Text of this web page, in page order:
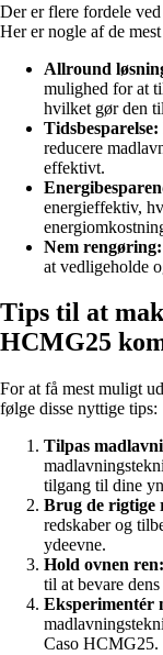
Der er flere fordele
Her er nogle af de
Allround
mulighed for at
hvilket gør den
Tidsbesparelse:
reducere
effektivt.
energieffektiv,
Nem rengøring:
at vedligeholde
Tips til at
HCMG25
For at få mest muligt
følge disse nyttige tips:
Tilpas
tilgang til dine
Brug de rigtige
redskaber og
ydeevne.
Hold ovnen ren:
til at bevare
Eksperimentér
Caso HCMG25.